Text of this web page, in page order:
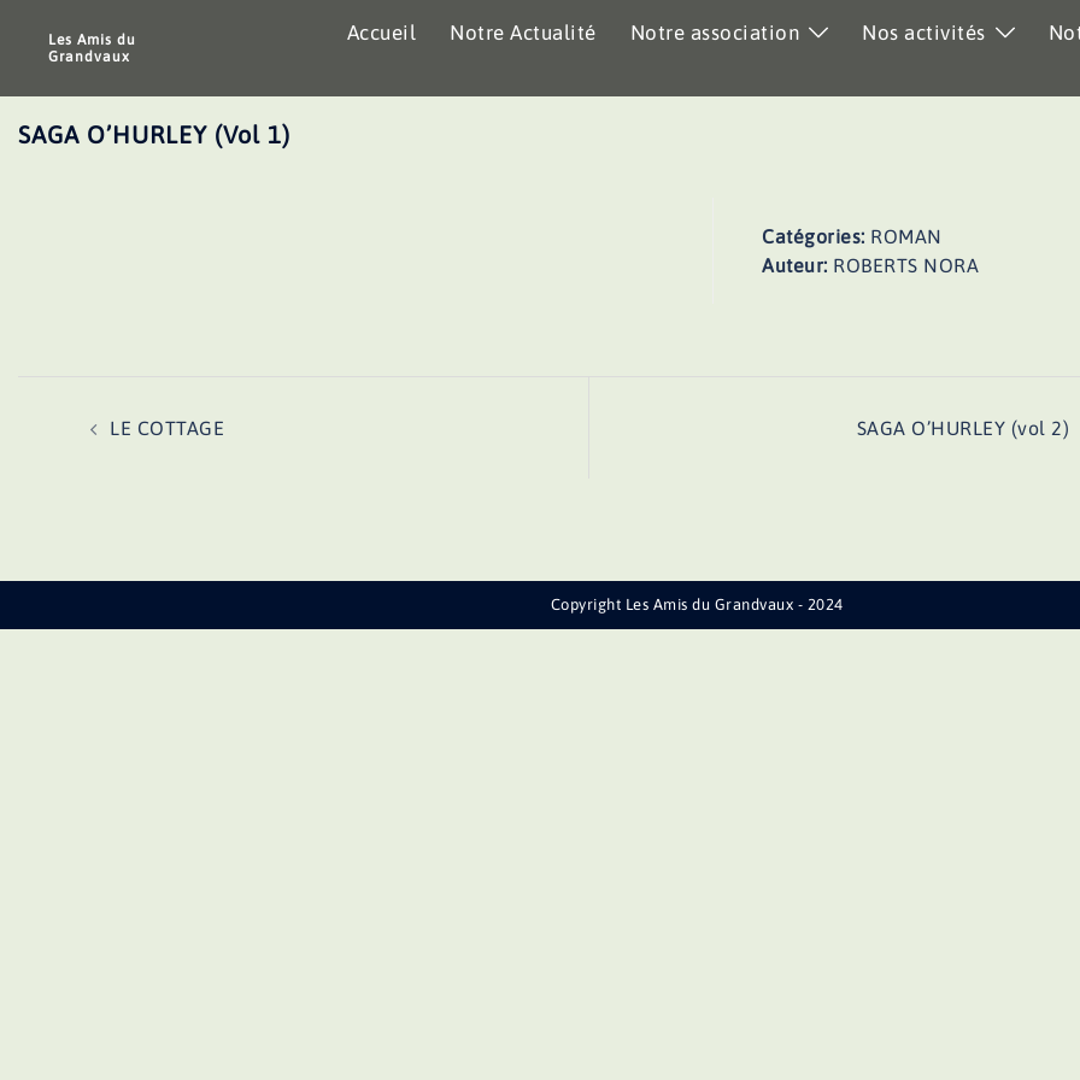
Les Amis du
Grandvaux
Accueil Notre Actualité Notre association Nos activités
SAGA O’HURLEY (Vol 1)
Catégories: ROMAN
Auteur: ROBERTS NORA
LE COTTAGE SAGA O’HURLEY (vol 2)
Copyright Les Amis du Grandvaux - 2024